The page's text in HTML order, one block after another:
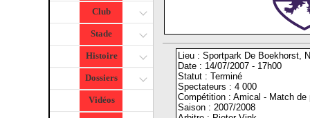
Club
Stade
Histoire
Dossiers
Vidéos
Lieu : Sportpark De Boekhorst,
Date : 14/07/2007 - 17h00
Statut : Terminé
Spectateurs : 4 000
Compétition : Amical - Match de
Saison : 2007/2008